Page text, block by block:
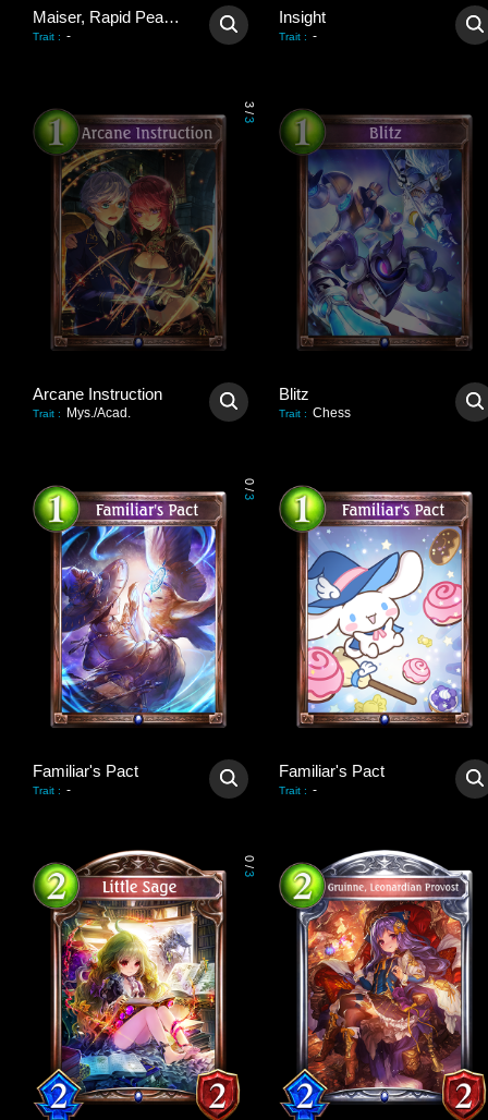
Maiser, Rapid Peacekeeper
Trait : -
Insight
Trait : -
3
/
3
Arcane Instruction
Trait : Mys./Acad.
Blitz
Trait : Chess
0
/
3
Familiar's Pact
Trait : -
Familiar's Pact
Trait : -
0
/
3